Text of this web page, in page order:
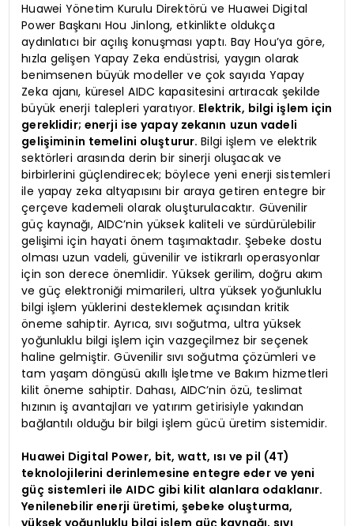
Huawei Yönetim Kurulu Direktörü ve Huawei Digital
Power Başkanı Hou Jinlong, etkinlikte oldukça
aydınlatıcı bir açılış konuşması yaptı. Bay Hou’ya göre,
hızla gelişen Yapay Zeka endüstrisi, yaygın olarak
benimsenen büyük modeller ve çok sayıda Yapay
Zeka ajanı, küresel AIDC kapasitesini artıracak şekilde
büyük enerji talepleri yaratıyor. Elektrik, bilgi işlem için
gereklidir; enerji ise yapay zekanın uzun vadeli
gelişiminin temelini oluşturur.Bilgi işlem ve elektrik
sektörleri arasında derin bir sinerji oluşacak ve
birbirlerini güçlendirecek; böylece yeni enerji sistemleri
ile yapay zeka altyapısını bir araya getiren entegre bir
çerçeve kademeli olarak oluşturulacaktır. Güvenilir
güç kaynağı, AIDC’nin yüksek kaliteli ve sürdürülebilir
gelişimi için hayati önem taşımaktadır. Şebeke dostu
olması uzun vadeli, güvenilir ve istikrarlı operasyonlar
için son derece önemlidir. Yüksek gerilim, doğru akım
ve güç elektroniği mimarileri, ultra yüksek yoğunluklu
bilgi işlem yüklerini desteklemek açısından kritik
öneme sahiptir. Ayrıca, sıvı soğutma, ultra yüksek
yoğunluklu bilgi işlem için vazgeçilmez bir seçenek
haline gelmiştir. Güvenilir sıvı soğutma çözümleri ve
tam yaşam döngüsü akıllı İşletme ve Bakım hizmetleri
kilit öneme sahiptir. Dahası, AIDC’nin özü, teslimat
hızının iş avantajları ve yatırım getirisiyle yakından
bağlantılı olduğu bir bilgi işlem gücü üretim sistemidir.
Huawei Digital Power, bit, watt, ısı ve pil (4T)
teknolojilerini derinlemesine entegre eder ve yeni
güç sistemleri ile AIDC gibi kilit alanlara odaklanır.
Yenilenebilir enerji üretimi, şebeke oluşturma,